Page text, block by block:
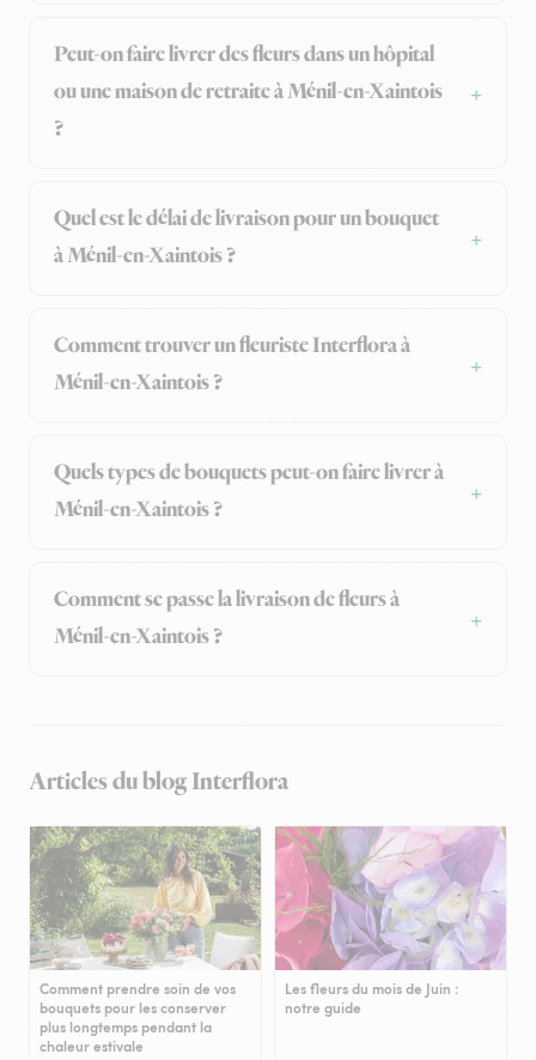
Peut-on faire livrer des fleurs dans un hôpital
ou une maison de retraite à Ménil-en-Xaintois
?
Quel est le délai de livraison pour un bouquet
à Ménil-en-Xaintois ?
Comment trouver un fleuriste Interflora à
Ménil-en-Xaintois ?
Quels types de bouquets peut-on faire livrer à
Ménil-en-Xaintois ?
Comment se passe la livraison de fleurs à
Ménil-en-Xaintois ?
Articles du blog Interflora
Comment prendre soin de vos
bouquets pour les conserver
plus longtemps pendant la
chaleur estivale
Les fleurs du mois de Juin :
notre guide